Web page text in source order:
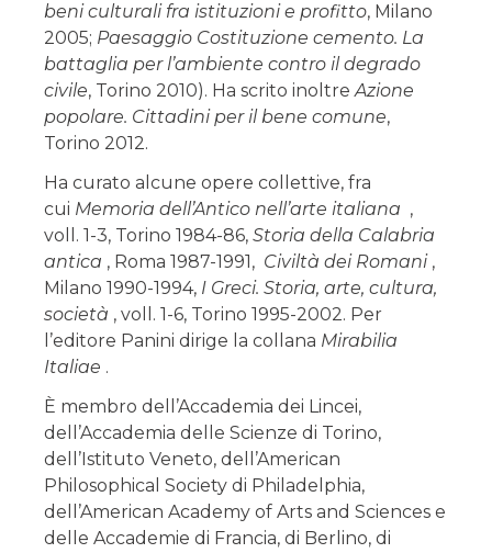
beni culturali fra istituzioni e profitto, Milano
2005; Paesaggio Costituzione cemento. La
battaglia per l’ambiente contro il degrado
civile, Torino 2010). Ha scrito inoltreAzione
popolare. Cittadini per il bene comune,
Torino 2012.
Ha curato alcune opere collettive, fra
cui Memoria dell’Antico nell’arte italiana ,
voll. 1-3, Torino 1984-86, Storia della Calabria
antica , Roma 1987-1991, Civiltà dei Romani ,
Milano 1990-1994, I Greci. Storia, arte, cultura,
società , voll. 1-6, Torino 1995-2002. Per
l’editore Panini dirige la collana Mirabilia
Italiae .
È membro dell’Accademia dei Lincei,
dell’Accademia delle Scienze di Torino,
dell’Istituto Veneto, dell’American
Philosophical Society di Philadelphia,
dell’American Academy of Arts and Sciences e
delle Accademie di Francia, di Berlino, di